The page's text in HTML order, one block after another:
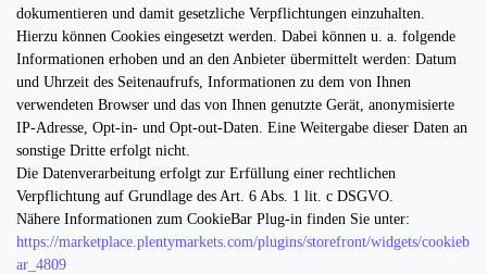
dokumentieren und damit gesetzliche Verpflichtungen einzuhalten.
Hierzu können Cookies eingesetzt werden. Dabei können u. a. folgende
Informationen erhoben und an den Anbieter übermittelt werden: Datum
und Uhrzeit des Seitenaufrufs, Informationen zu dem von Ihnen
verwendeten Browser und das von Ihnen genutzte Gerät, anonymisierte
IP-Adresse, Opt-in- und Opt-out-Daten. Eine Weitergabe dieser Daten an
sonstige Dritte erfolgt nicht.
Die Datenverarbeitung erfolgt zur Erfüllung einer rechtlichen
Verpflichtung auf Grundlage des Art. 6 Abs. 1 lit. c DSGVO.
Nähere Informationen zum CookieBar Plug-in finden Sie unter:
https://marketplace.plentymarkets.com/plugins/storefront/widgets/cookieb
ar_4809